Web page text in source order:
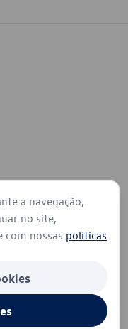
a navegação,
no site,
com nossas políticas